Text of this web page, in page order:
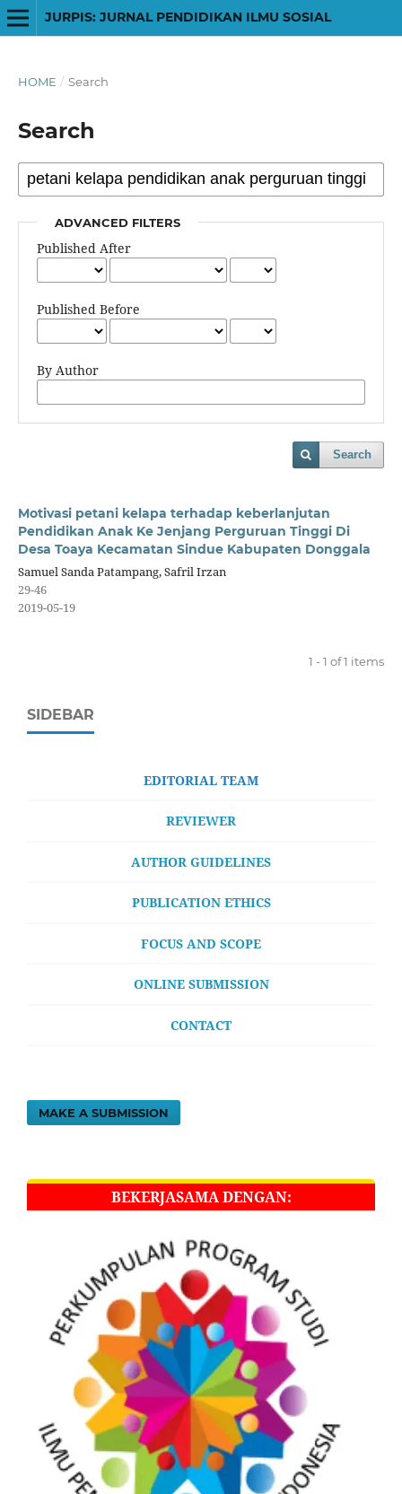
JURPIS: JURNAL PENDIDIKAN ILMU SOSIAL
HOME / Search
Search
ADVANCED FILTERS
Published After
Published Before
By Author
Search
Motivasi petani kelapa terhadap keberlanjutan
Pendidikan Anak Ke Jenjang Perguruan Tinggi Di
Desa Toaya Kecamatan Sindue Kabupaten Donggala
Samuel Sanda Patampang, Safril Irzan
29-46
2019-05-19
1 - 1 of 1 items
SIDEBAR
EDITORIAL TEAM
REVIEWER
AUTHOR GUIDELINES
PUBLICATION ETHICS
FOCUS AND SCOPE
ONLINE SUBMISSION
CONTACT
MAKE A SUBMISSION
BEKERJASAMA DENGAN: